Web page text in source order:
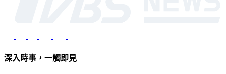
深入時事，一觸即見